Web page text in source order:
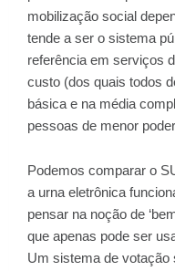
mobilização social
tende a ser o sistema
referência em serviços
custo (dos quais todos
básica e na média
pessoas de menor
Podemos comparar o
a urna eletrônica
pensar na noção de
que apenas pode ser
Um sistema de votação